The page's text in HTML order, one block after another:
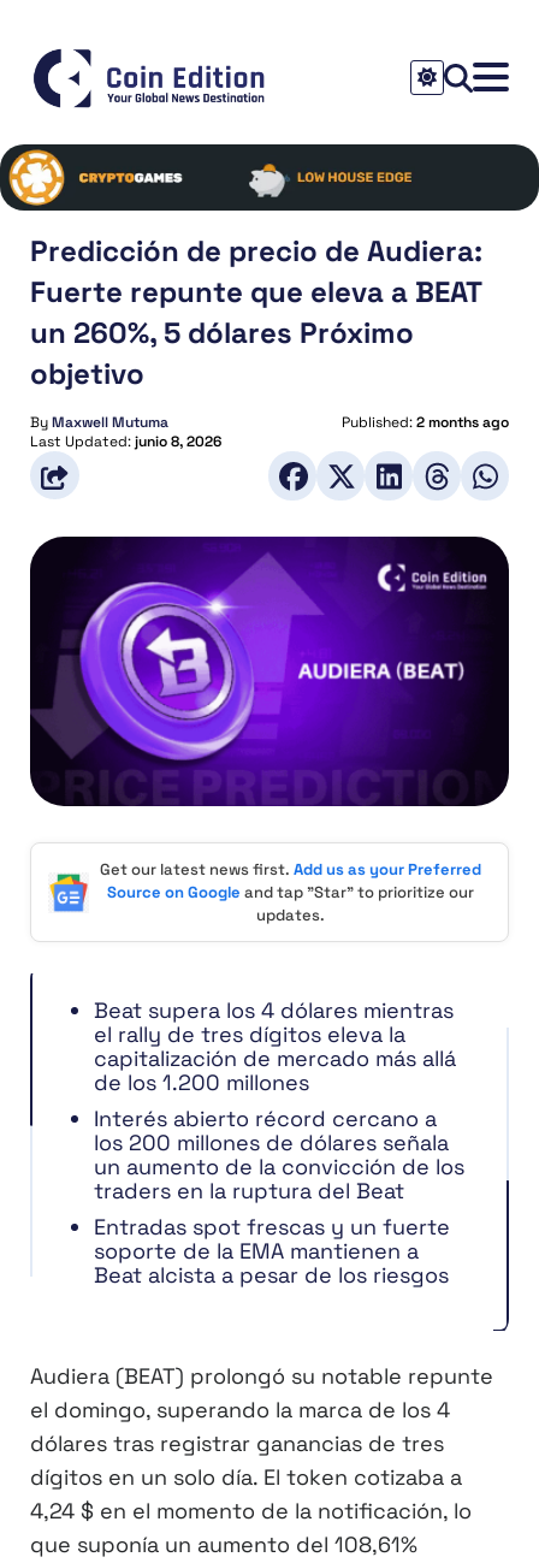
Predicción de precio de Audiera:
Fuerte repunte que eleva a BEAT
un 260%, 5 dólares Próximo
objetivo
ByMaxwell Mutuma Published:2 months ago
Last Updated:junio 8, 2026
Get our latest news first. Add us as your Preferred
Source on Google and tap "Star" to prioritize our
updates.
Beat supera los 4 dólares mientras
el rally de tres dígitos eleva la
capitalización de mercado más allá
de los 1.200 millones
Interés abierto récord cercano a
los 200 millones de dólares señala
un aumento de la convicción de los
traders en la ruptura del Beat
Entradas spot frescas y un fuerte
soporte de la EMA mantienen a
Beat alcista a pesar de los riesgos
Audiera (BEAT) prolongó su notable repunte
el domingo, superando la marca de los 4
dólares tras registrar ganancias de tres
dígitos en un solo día. El token cotizaba a
4,24 $ en el momento de la notificación, lo
que suponía un aumento del 108,61%